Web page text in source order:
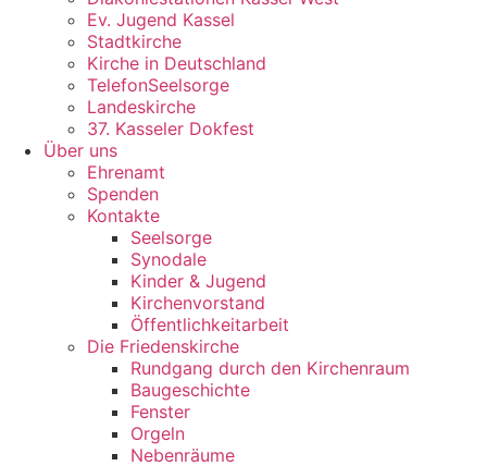
Ev. Jugend Kassel
Stadtkirche
Kirche in Deutschland
TelefonSeelsorge
Landeskirche
37. Kasseler Dokfest
Über uns
Ehrenamt
Spenden
Kontakte
Seelsorge
Synodale
Kinder & Jugend
Kirchenvorstand
Öffentlichkeitarbeit
Die Friedenskirche
Rundgang durch den Kirchenraum
Baugeschichte
Fenster
Orgeln
Nebenräume